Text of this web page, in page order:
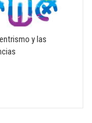
y las